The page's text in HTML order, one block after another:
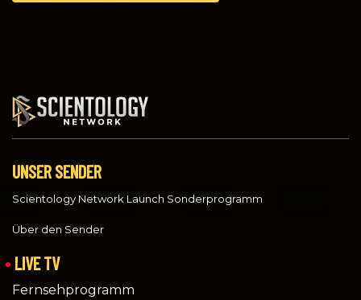
UNSER SENDER
Scientology Network Launch Sonderprogramm
Über den Sender
LIVE TV
Fernsehprogramm